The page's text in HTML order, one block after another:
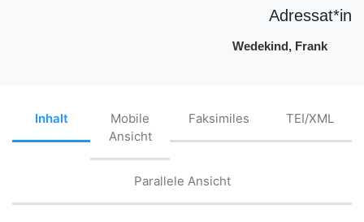
Adressat*in
Wedekind, Frank
Inhalt
Mobile
Ansicht
Faksimiles TEI/XML
Parallele Ansicht